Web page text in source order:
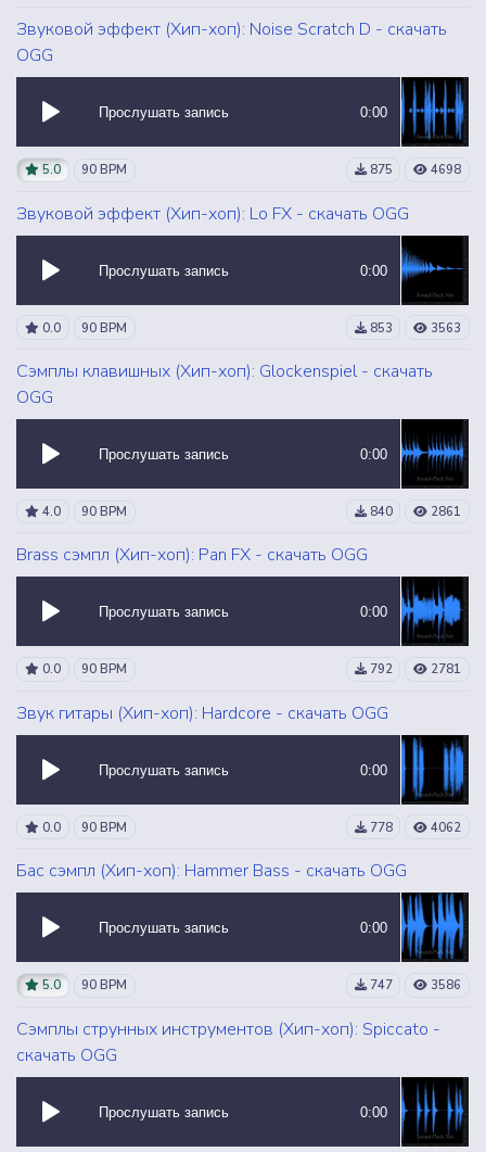
Звуковой эффект (Хип-хоп): Noise Scratch D - скачать
OGG
Прослушать запись 0:00
5.0 90 BPM 875 4698
Звуковой эффект (Хип-хоп): Lo FX - скачать OGG
Прослушать запись 0:00
0.0 90 BPM 853 3563
Сэмплы клавишных (Хип-хоп): Glockenspiel - скачать
OGG
Прослушать запись 0:00
4.0 90 BPM 840 2861
Brass сэмпл (Хип-хоп): Pan FX - скачать OGG
Прослушать запись 0:00
0.0 90 BPM 792 2781
Звук гитары (Хип-хоп): Hardcore - скачать OGG
Прослушать запись 0:00
0.0 90 BPM 778 4062
Бас сэмпл (Хип-хоп): Hammer Bass - скачать OGG
Прослушать запись 0:00
5.0 90 BPM 747 3586
Сэмплы струнных инструментов (Хип-хоп): Spiccato -
скачать OGG
Прослушать запись 0:00